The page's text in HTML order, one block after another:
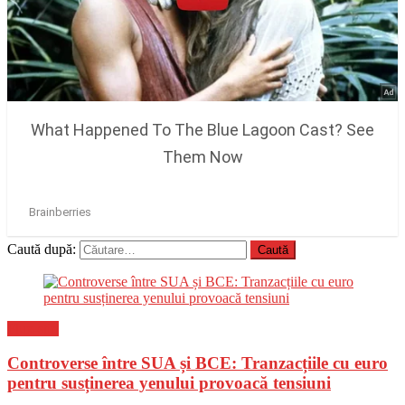
Caută după:
Controverse între SUA și BCE: Tranzacțiile cu euro
pentru susținerea yenului provoacă tensiuni